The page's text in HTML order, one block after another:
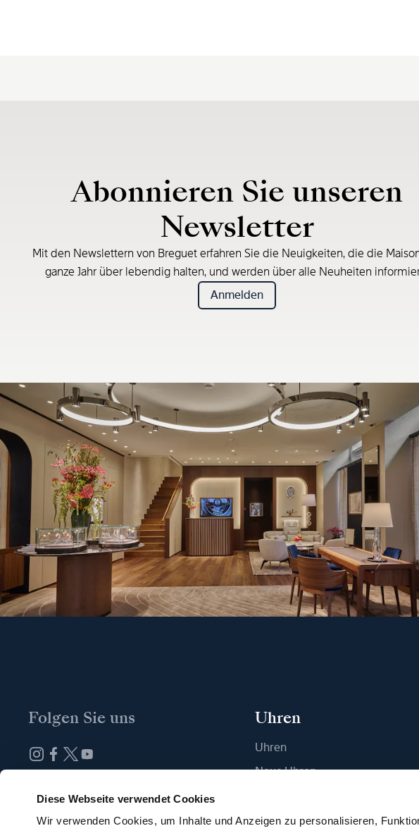
Diese Webseite verwendet Cookies
Wir verwenden Cookies, um Inhalte und Anzeigen zu personalisieren,
Abonnieren Sie unseren
Newsletter
Mit den Newslettern von Breguet erfahren Sie die Neuigkeiten, die die
ganze Jahr über lebendig halten, und werden über alle Neuheiten
Anmelden
Folgen Sie uns Uhren
Uhren
Neue Uhren